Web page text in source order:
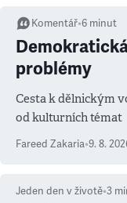
Komentář•6 minut
problémy
Cesta k dělnickým
od kulturních témat
Fareed Zakaria•9. 8.
Jeden den v životě•3